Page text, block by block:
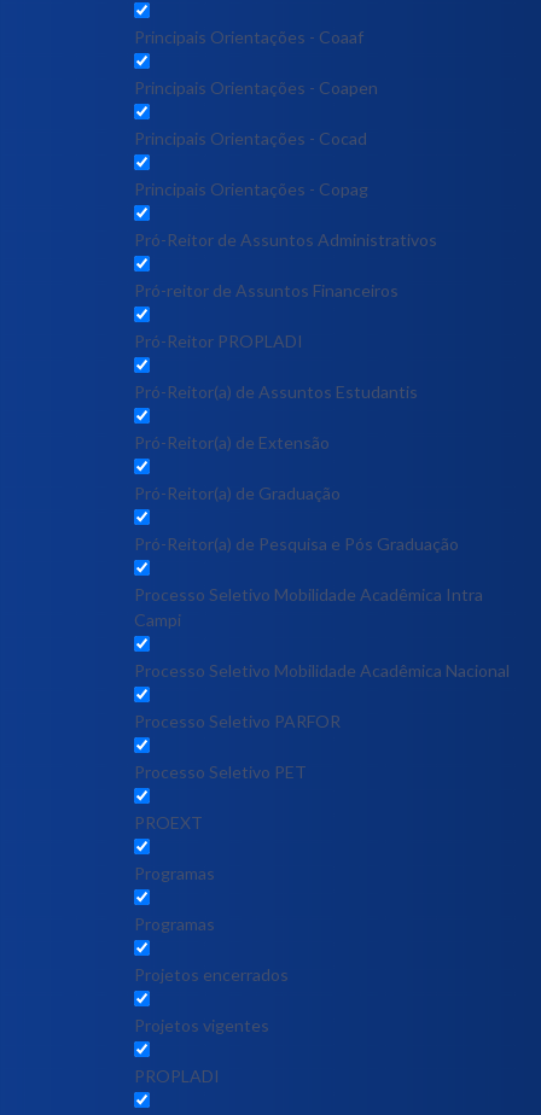
Principais Orientações - Coaaf
Principais Orientações - Coapen
Principais Orientações - Cocad
Principais Orientações - Copag
Pró-Reitor de Assuntos Administrativos
Pró-reitor de Assuntos Financeiros
Pró-Reitor PROPLADI
Pró-Reitor(a) de Assuntos Estudantis
Pró-Reitor(a) de Extensão
Pró-Reitor(a) de Graduação
Pró-Reitor(a) de Pesquisa e Pós Graduação
Processo Seletivo Mobilidade Acadêmica Intra
Campi
Processo Seletivo Mobilidade Acadêmica Nacional
Processo Seletivo PARFOR
Processo Seletivo PET
PROEXT
Programas
Programas
Projetos encerrados
Projetos vigentes
PROPLADI